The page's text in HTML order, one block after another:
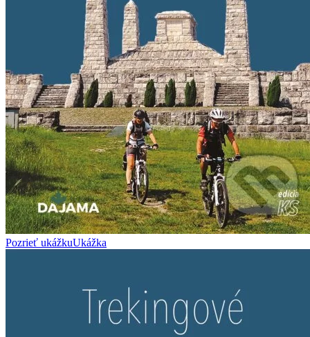
Pozrieť ukážkuUkážka